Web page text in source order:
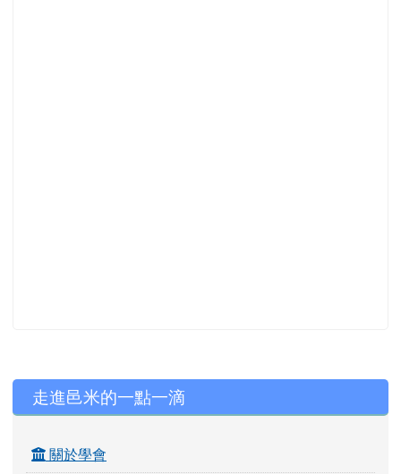
左邊區域內容
走進邑米的一點一滴
關於學會